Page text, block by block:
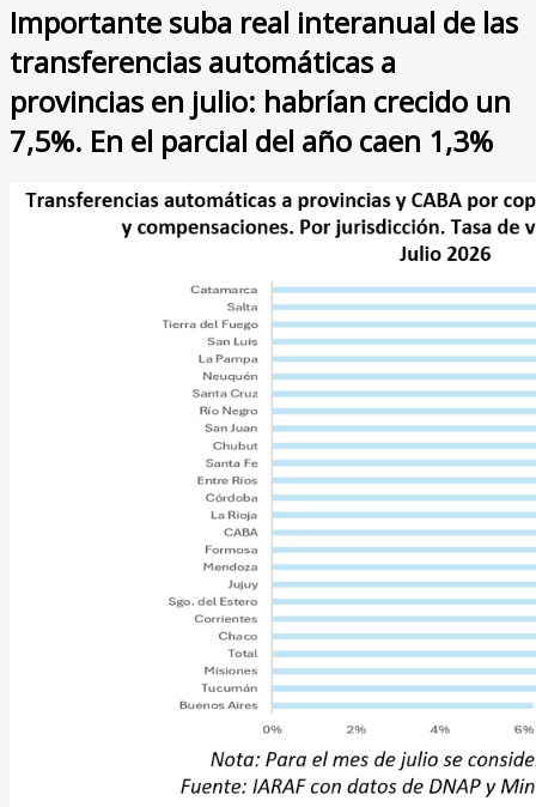
Importante suba real interanual de las
transferencias automáticas a
provincias en julio: habrían crecido un
7,5%. En el parcial del año caen 1,3%